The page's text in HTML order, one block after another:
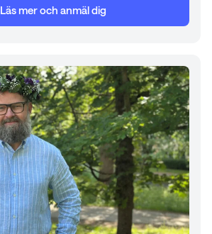
Läs mer och anmäl dig